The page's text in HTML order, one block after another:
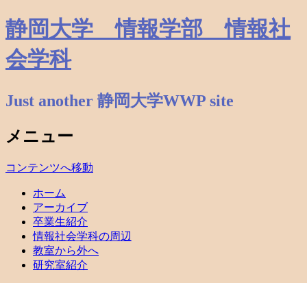
静岡大学 情報学部 情報社
会学科
Just another 静岡大学WWP site
メニュー
コンテンツへ移動
ホーム
アーカイブ
卒業生紹介
情報社会学科の周辺
教室から外へ
研究室紹介